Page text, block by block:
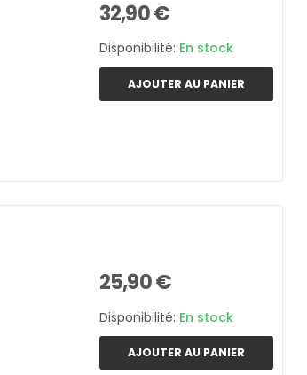
32,90 €
Disponibilité: En stock
AJOUTER AU PANIER
25,90 €
Disponibilité: En stock
AJOUTER AU PANIER